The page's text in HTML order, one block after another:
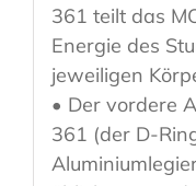
361 teilt das
Energie des
jeweiligen
• Der vordere
361 (der D-